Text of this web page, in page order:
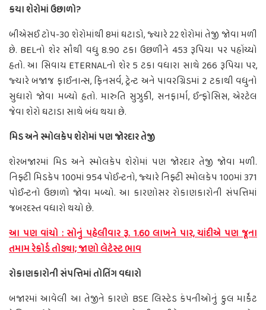
કયા શેરોમાં ઉછાળો?
બીએસઈ ટોપ-30 શેરોમાંથી 8માં ઘટાડો, જ્યારે 22 શેરોમાં તેજી જોવા મળી
છે. BELનો શેર સૌથી વધુ 8.90 ટકા ઉછળીને 453 રૂપિયા પર પહોંચ્યો
હતો. આ સિવાય ETERNALનો શેર 5 ટકા વધારા સાથે 266 રૂપિયા પર,
જ્યારે બજાજ ફાઈનાન્સ, ફિનસર્વ, ટ્રેન્ટ અને પાવરગ્રિડમાં 2 ટકાથી વધુનો
સુધારો જોવા મળ્યો હતો. મારુતિ સુઝુકી, સનફાર્મા, ઈન્ફોસિસ, એરટેલ
જેવા શેરો ઘટાડા સાથે બંધ થયા છે.
મિડ અને સ્મોલકેપ શેરોમાં પણ જોરદાર તેજી
શેરબજારમાં મિડ અને સ્મોલકેપ શેરોમાં પણ જોરદાર તેજી જોવા મળી.
નિફ્ટી મિડકેપ 100માં 954 પોઈન્ટનો, જ્યારે નિફ્ટી સ્મોલકેપ 100માં 371
પોઈન્ટનો ઉછાળો જોવા મળ્યો. આ કારણોસર રોકાણકારોની સંપત્તિમાં
જબરદસ્ત વધારો થયો છે.
આ પણ વાંચો : સોનું પહેલીવાર રૂ. 1.60 લાખને પાર, ચાંદીએ પણ જૂના
તમામ રેકોર્ડ તોડ્યા; જાણો લેટેસ્ટ ભાવ
રોકાણકારોની સંપત્તિમાં તોતિંગ વધારો
બજારમાં આવેલી આ તેજીને કારણે BSE લિસ્ટેડ કંપનીઓનું કુલ માર્કેટ